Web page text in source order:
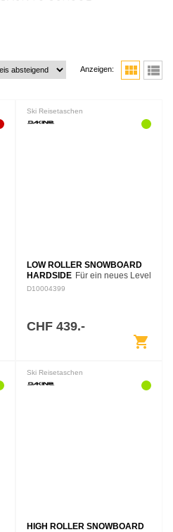
Anzeigen: view_module view_list
Ski Reisetaschen
LOW ROLLER SNOWBOARD
HARDSIDE Für ein neues Level
an Schutz, Vielseitigkeit und
Mit…
D10004399
CHF 439.-
shopping_cart
Ski Reisetaschen
HIGH ROLLER SNOWBOARD